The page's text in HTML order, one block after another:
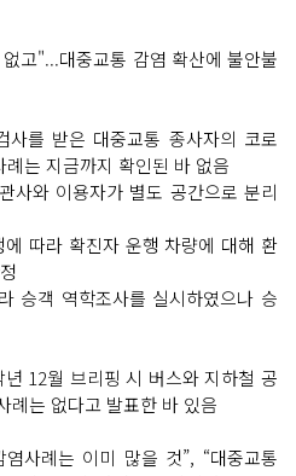
고"...대중교통 감염 확산에 불안불
를 받은 대중교통 종사자의 코로
는 지금까지 확인된 바 없음
사와 이용자가 별도 공간으로 분리
따라 확진자 운행 차량에 대해 환
승객 역학조사를 실시하였으나 승
12월 브리핑 시 버스와 지하철 공
례는 없다고 발표한 바 있음
사례는 이미 많을 것”, “대중교통